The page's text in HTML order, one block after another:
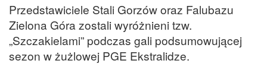
Przedstawiciele Stali Gorzów oraz Falubazu
Zielona Góra zostali wyróżnieni tzw.
„Szczakielami” podczas gali podsumowującej
sezon w żużlowej PGE Ekstralidze.